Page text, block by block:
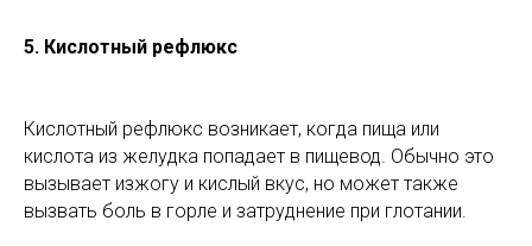
5. Кислотный рефлюкс
Кислотный рефлюкс возникает, когда пища или
кислота из желудка попадает в пищевод. Обычно это
вызывает изжогу и кислый вкус, но может также
вызвать боль в горле и затруднение при глотании.